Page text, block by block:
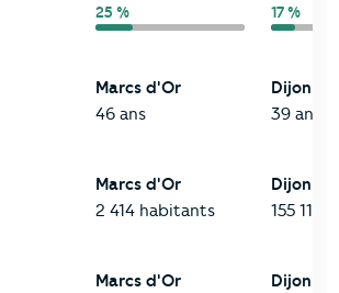
25 % 17 %
Marcs d'Or
46 ans
Dijon
39 ans
Marcs d'Or
2 414 habitants
Dijon
155 114
Marcs d'Or
Dijon